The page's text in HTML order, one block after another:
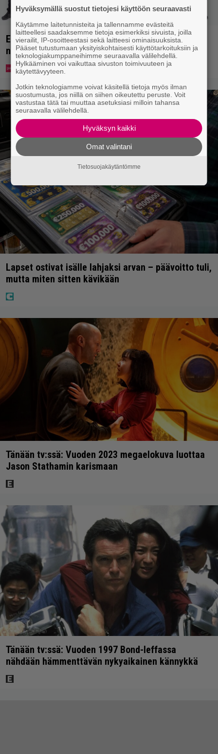
Erikoisjoukot julkaisi uudet kokelaat – yllättävien
nimien joukossa myös kansanedustaja
Lapset ostivat isälle lahjaksi arvan – päävoitto tuli,
mutta miten sitten kävikään
Tänään tv:ssä: Vuoden 2023 megaelokuva luottaa
Jason Stathamin karismaan
Tänään tv:ssä: Vuoden 1997 Bond-leffassa
nähdään hämmenttävän nykyaikainen kännykkä
Hyväksymällä suostut tietojesi käyttöön seuraavasti
Käytämme laitetunnisteita ja tallennamme evästeitä
laitteellesi saadaksemme tietoja esimerkiksi sivuista, joilla
vierailit, IP-osoitteestasi sekä laitteesi ominaisuuksista.
Pääset tutustumaan yksityiskohtaisesti käyttötarkoituksiin ja
teknologiakumppaneihimme seuraavalla välilehdellä.
Hylkääminen voi vaikuttaa sivuston toimivuuteen ja
käytettävyyteen.
Jotkin teknologiamme voivat käsitellä tietoja myös ilman
suostumusta, jos niillä on siihen oikeutettu peruste. Voit
vastustaa tätä tai muuttaa asetuksiasi milloin tahansa
seuraavalla välilehdellä.
Hyväksyn kaikki
Omat valintani
Tietosuojakäytäntömme